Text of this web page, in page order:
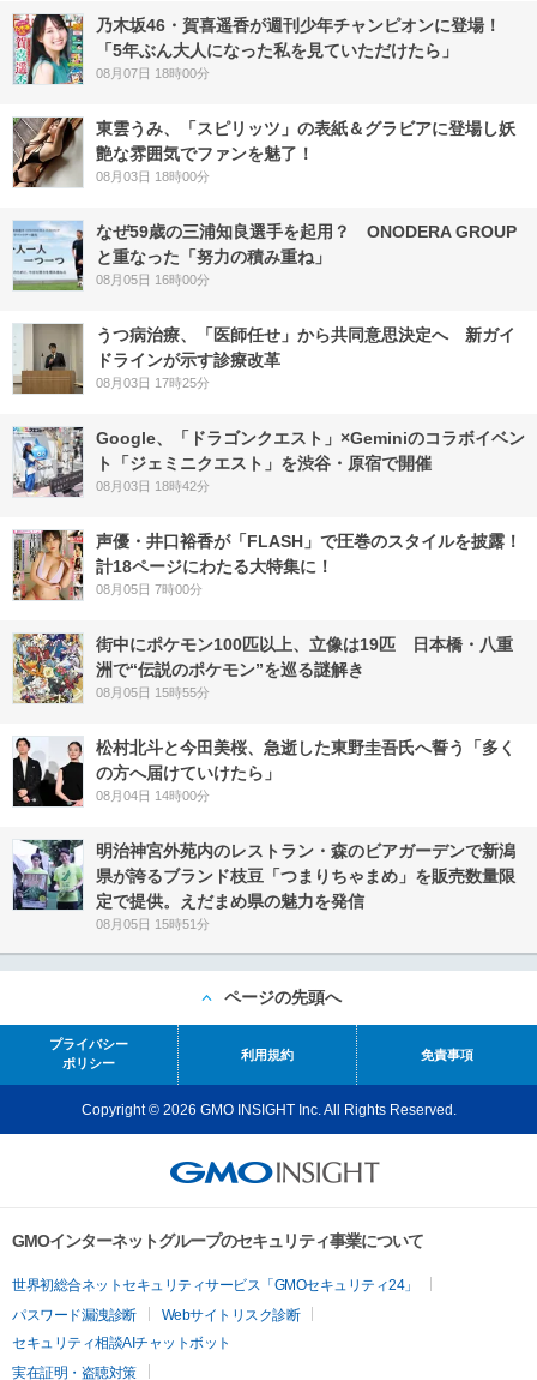
乃木坂46・賀喜遥香が週刊少年チャンピオンに登場！
「5年ぶん大人になった私を見ていただけたら」
08月07日 18時00分
東雲うみ、「スピリッツ」の表紙＆グラビアに登場し妖
艶な雰囲気でファンを魅了！
08月03日 18時00分
なぜ59歳の三浦知良選手を起用？ ONODERA GROUP
と重なった「努力の積み重ね」
08月05日 16時00分
うつ病治療、「医師任せ」から共同意思決定へ 新ガイ
ドラインが示す診療改革
08月03日 17時25分
Google、「ドラゴンクエスト」×Geminiのコラボイベン
ト「ジェミニクエスト」を渋谷・原宿で開催
08月03日 18時42分
声優・井口裕香が「FLASH」で圧巻のスタイルを披露！
計18ページにわたる大特集に！
08月05日 7時00分
街中にポケモン100匹以上、立像は19匹 日本橋・八重
洲で“伝説のポケモン”を巡る謎解き
08月05日 15時55分
松村北斗と今田美桜、急逝した東野圭吾氏へ誓う「多く
の方へ届けていけたら」
08月04日 14時00分
明治神宮外苑内のレストラン・森のビアガーデンで新潟
県が誇るブランド枝豆「つまりちゃまめ」を販売数量限
定で提供。えだまめ県の魅力を発信
08月05日 15時51分
ページの先頭へ
プライバシー
ポリシー
利用規約 免責事項
Copyright © 2026 GMO INSIGHT Inc. All Rights Reserved.
GMOインターネットグループのセキュリティ事業について
世界初総合ネットセキュリティサービス「GMOセキュリティ24」
パスワード漏洩診断
Webサイトリスク診断
セキュリティ相談AIチャットボット
実在証明・盗聴対策